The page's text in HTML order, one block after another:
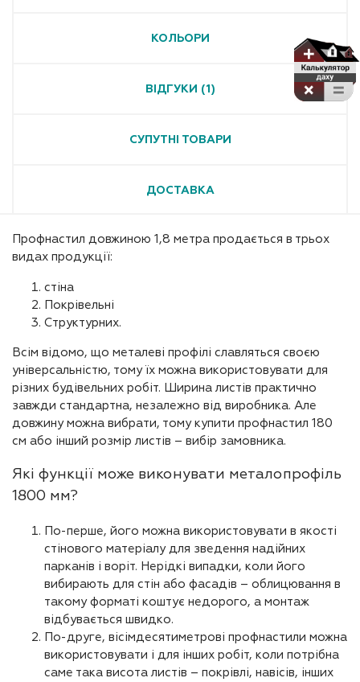
КОЛЬОРИ
ВІДГУКИ (1)
СУПУТНІ ТОВАРИ
ДОСТАВКА
Профнастил довжиною 1,8 метра продається в трьох
видах продукції:
стіна
Покрівельні
Структурних.
Всім відомо, що металеві профілі славляться своєю
універсальністю, тому їх можна використовувати для
різних будівельних робіт. Ширина листів практично
завжди стандартна, незалежно від виробника. Але
довжину можна вибрати, тому купити профнастил 180
см або інший розмір листів – вибір замовника.
Які функції може виконувати металопрофіль
1800 мм?
По-перше, його можна використовувати в якості
стінового матеріалу для зведення надійних
парканів і воріт. Нерідкі випадки, коли його
вибирають для стін або фасадів – облицювання в
такому форматі коштує недорого, а монтаж
відбувається швидко.
По-друге, вісімдесятиметрові профнастили можна
використовувати і для інших робіт, коли потрібна
саме така висота листів – покрівлі, навісів, інших